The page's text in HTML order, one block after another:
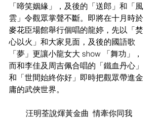
「啼笑姻緣」，及後的「送郎」和「風
雲」令觀眾掌聲不斷。即將在十月時於
麥花臣場館舉行個唱的龍婷，先以「焚
心以火」和大家見面，及後的國語歌
「夢」更讓小龍女大 show 「舞功」，
而和李佳及周吉佩合唱的「鐵血丹心」
和「世間始終你好」即時把觀眾帶進金
庸的武俠世界。
汪明荃說煇黃金曲  情牽你同我